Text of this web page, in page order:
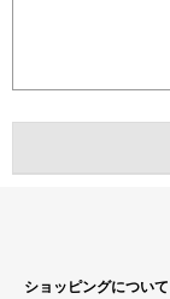
ショッピングについて